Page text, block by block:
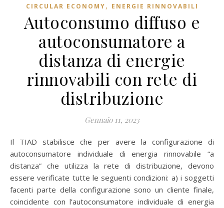
CIRCULAR ECONOMY, ENERGIE RINNOVABILI
Autoconsumo diffuso e
autoconsumatore a
distanza di energie
rinnovabili con rete di
distribuzione
Gennaio 11, 2023
Il TIAD stabilisce che per avere la configurazione di
autoconsumatore individuale di energia rinnovabile “a
distanza” che utilizza la rete di distribuzione, devono
essere verificate tutte le seguenti condizioni: a) i soggetti
facenti parte della configurazione sono un cliente finale,
coincidente con l’autoconsumatore individuale di energia